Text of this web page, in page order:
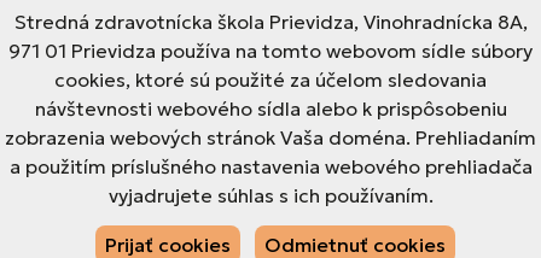
Stredná zdravotnícka škola Prievidza, Vinohradnícka 8A,
971 01 Prievidza používa na tomto webovom sídle súbory
cookies, ktoré sú použité za účelom sledovania
návštevnosti webového sídla alebo k prispôsobeniu
zobrazenia webových stránok Vaša doména. Prehliadaním
a použitím príslušného nastavenia webového prehliadača
vyjadrujete súhlas s ich používaním.
Prijať cookies
Odmietnuť cookies